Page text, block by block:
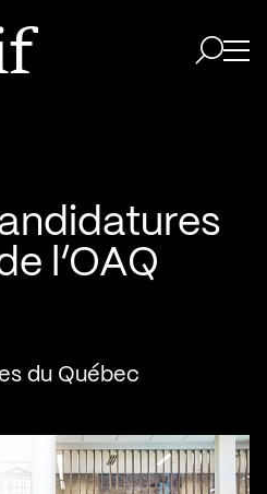
l’OAQ
du Québec